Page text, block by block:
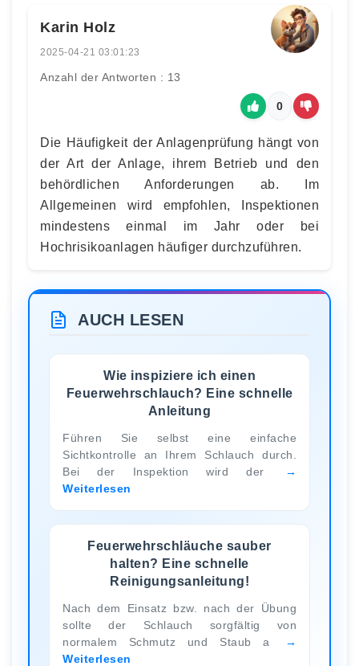
Karin Holz
2025-04-21 03:01:23
Anzahl der Antworten : 13
0
Die Häufigkeit der Anlagenprüfung hängt von
der Art der Anlage, ihrem Betrieb und den
behördlichen Anforderungen ab. Im
Allgemeinen wird empfohlen, Inspektionen
mindestens einmal im Jahr oder bei
Hochrisikoanlagen häufiger durchzuführen.
AUCH LESEN
Wie inspiziere ich einen
Feuerwehrschlauch? Eine schnelle
Anleitung
Führen Sie selbst eine einfache
Sichtkontrolle an Ihrem Schlauch durch.
Bei der Inspektion wird der
Weiterlesen
Feuerwehrschläuche sauber
halten? Eine schnelle
Reinigungsanleitung!
Nach dem Einsatz bzw. nach der Übung
sollte der Schlauch sorgfältig von
normalem Schmutz und Staub a
Weiterlesen